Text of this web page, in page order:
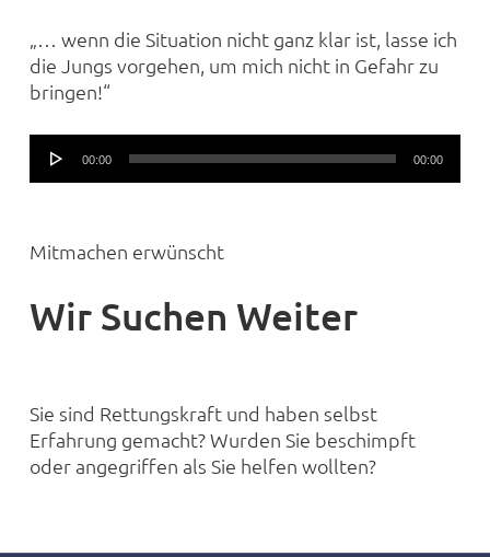
„… wenn die Situation nicht ganz klar ist, lasse ich
die Jungs vorgehen, um mich nicht in Gefahr zu
bringen!“
Audio-
Player00:00 00:00
Mitmachen erwünscht
Wir Suchen Weiter
Sie sind Rettungskraft und haben selbst
Erfahrung gemacht? Wurden Sie beschimpft
oder angegriffen als Sie helfen wollten?